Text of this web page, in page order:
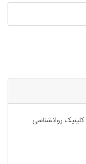
روانشناسی